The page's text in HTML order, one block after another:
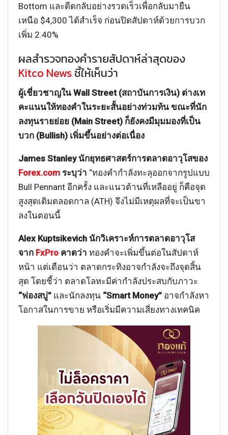
Bottom และดีดกลับอย่างรวดเร็วเพื่อกลับมายืน
เหนือ $4,300 ได้สำเร็จ ก่อนปิดสัปดาห์ด้วยการบวก
เพิ่ม 2.40%
ผลสำรวจทองคำรายสัปดาห์ล่าสุดของ
Kitco Newsชี้ให้เห็นว่า
ผู้เชี่ยวชาญใน Wall Street (สถาบันการเงิน) ต่างเท
คะแนนให้ทองคำในระยะสั้นอย่างท่วมท้น ขณะที่นัก
ลงทุนรายย่อย (Main Street) ก็ยังคงมีมุมมองที่เป็น
บวก (Bullish) เพิ่มขึ้นอย่างต่อเนื่อง
James Stanley นักยุทธศาสตร์การตลาดอาวุโสของ
Forex.com ระบุว่า “ทองคำกำลังทะลุออกจากรูปแบบ
Bull Pennant อีกครั้ง และแนวต้านที่เหลืออยู่ ก็คือจุด
สูงสุดเดิมตลอดกาล (ATH) จึงไม่มีเหตุผลที่จะเป็นขา
ลงในตอนนี้
Alex Kuptsikevich นักวิเคราะห์การตลาดอาวุโส
จาก FxPro คาดว่า ทองคำจะเพิ่มขึ้นต่อในสัปดาห์
หน้า แต่เตือนว่า ตลาดกระทิงอาจกำลังจะถึงจุดสิ้น
สุด โดยชี้ว่า ตลาดโลหะมีค่ากำลังประสบกับภาวะ
“ฟองสบู่” และนักลงทุน “Smart Money” อาจกำลังหา
โอกาสในการขาย หรือเริ่มมีความเสี่ยงทางเทคนิค